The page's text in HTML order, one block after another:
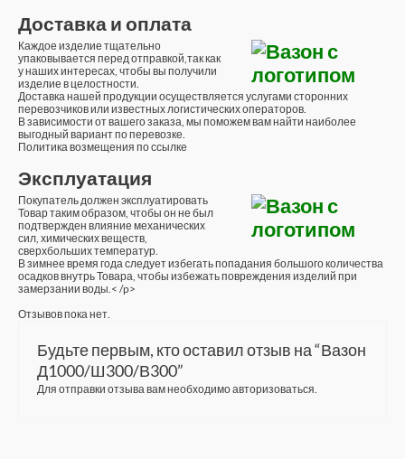
Доставка и оплата
Каждое изделие тщательно
упаковывается перед отправкой,так как
у наших интересах, чтобы вы получили
изделие в целостности.
Доставка нашей продукции осуществляется услугами сторонних
перевозчиков или известных логистических операторов.
В зависимости от вашего заказа, мы поможем вам найти наиболее
выгодный вариант по перевозке.
Политика возмещения по ссылке
Эксплуатация
Покупатель должен эксплуатировать
Товар таким образом, чтобы он не был
подтвержден влияние механических
сил, химических веществ,
сверхбольших температур.
В зимнее время года следует избегать попадания большого количества
осадков внутрь Товара, чтобы избежать повреждения изделий при
замерзании воды.< /p>
Отзывов пока нет.
Будьте первым, кто оставил отзыв на “Вазон
Д1000/Ш300/В300”
Для отправки отзыва вам необходимоавторизоваться